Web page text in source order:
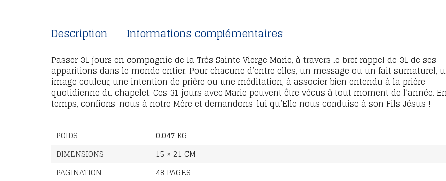
Description Informations complémentaires
Passer 31 jours en compagnie de la Très Sainte Vierge Marie, à travers le bref rappel de 31 de ses
apparitions dans le monde entier. Pour chacune d’entre elles, un message ou un fait surnaturel,
image couleur, une intention de prière ou une méditation, à associer bien entendu à la prière
quotidienne du chapelet. Ces 31 jours avec Marie peuvent être vécus à tout moment de l’année.
temps, confions-nous à notre Mère et demandons-lui qu’Elle nous conduise à son Fils Jésus !
POIDS
0.047 KG
DIMENSIONS
15 × 21 CM
PAGINATION
48 PAGES